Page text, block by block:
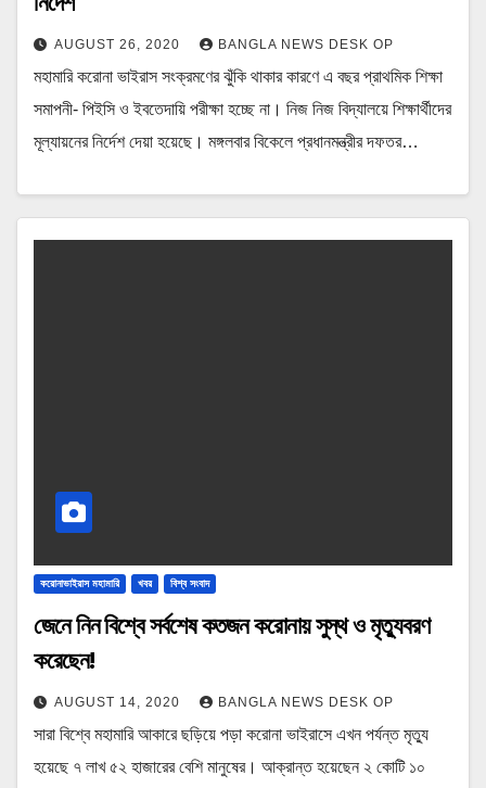
AUGUST 26, 2020 BANGLA NEWS DESK OP
মহামারি করোনা ভাইরাস সংক্রমণের ঝুঁকি থাকার কারণে এ বছর প্রাথমিক শিক্ষা
সমাপনী- পিইসি ও ইবতেদায়ি পরীক্ষা হচ্ছে না। নিজ নিজ বিদ্যালয়ে শিক্ষার্থীদের
মূল্যায়নের নির্দেশ দেয়া হয়েছে। মঙ্গলবার বিকেলে প্রধানমন্ত্রীর দফতর…
করোনাভাইরাস মহামারি খবর বিশ্ব সংবাদ
জেনে নিন বিশ্বে সর্বশেষ কতজন করোনায় সুস্থ ও মৃত্যুবরণ
করেছেন!
AUGUST 14, 2020 BANGLA NEWS DESK OP
সারা বিশ্বে মহামারি আকারে ছড়িয়ে পড়া করোনা ভাইরাসে এখন পর্যন্ত মৃত্যু
হয়েছে ৭ লাখ ৫২ হাজারের বেশি মানুষের। আক্রান্ত হয়েছেন ২ কোটি ১০